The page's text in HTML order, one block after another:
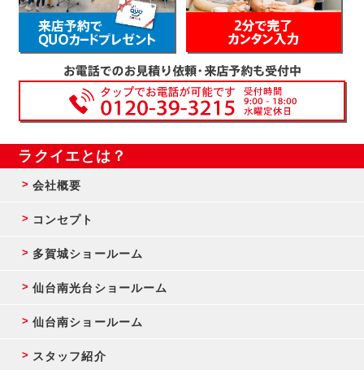
ラクイエとは？
会社概要
コンセプト
多賀城ショールーム
仙台南光台ショールーム
仙台南ショールーム
スタッフ紹介